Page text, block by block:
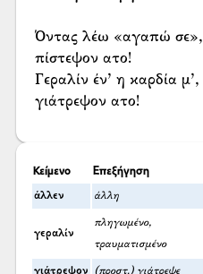
Όντας λέω «αγαπώ σε»,
πίστεψον ατο!
Γεραλίν έν’ η καρδία μ’,
γιάτρεψον ατο!
Κείμενο Επεξήγηση
άλλεν άλλη
γεραλίν
πληγωμένο,
τραυματισμένο
γιάτρεψον (προστ.) γιάτρεψε